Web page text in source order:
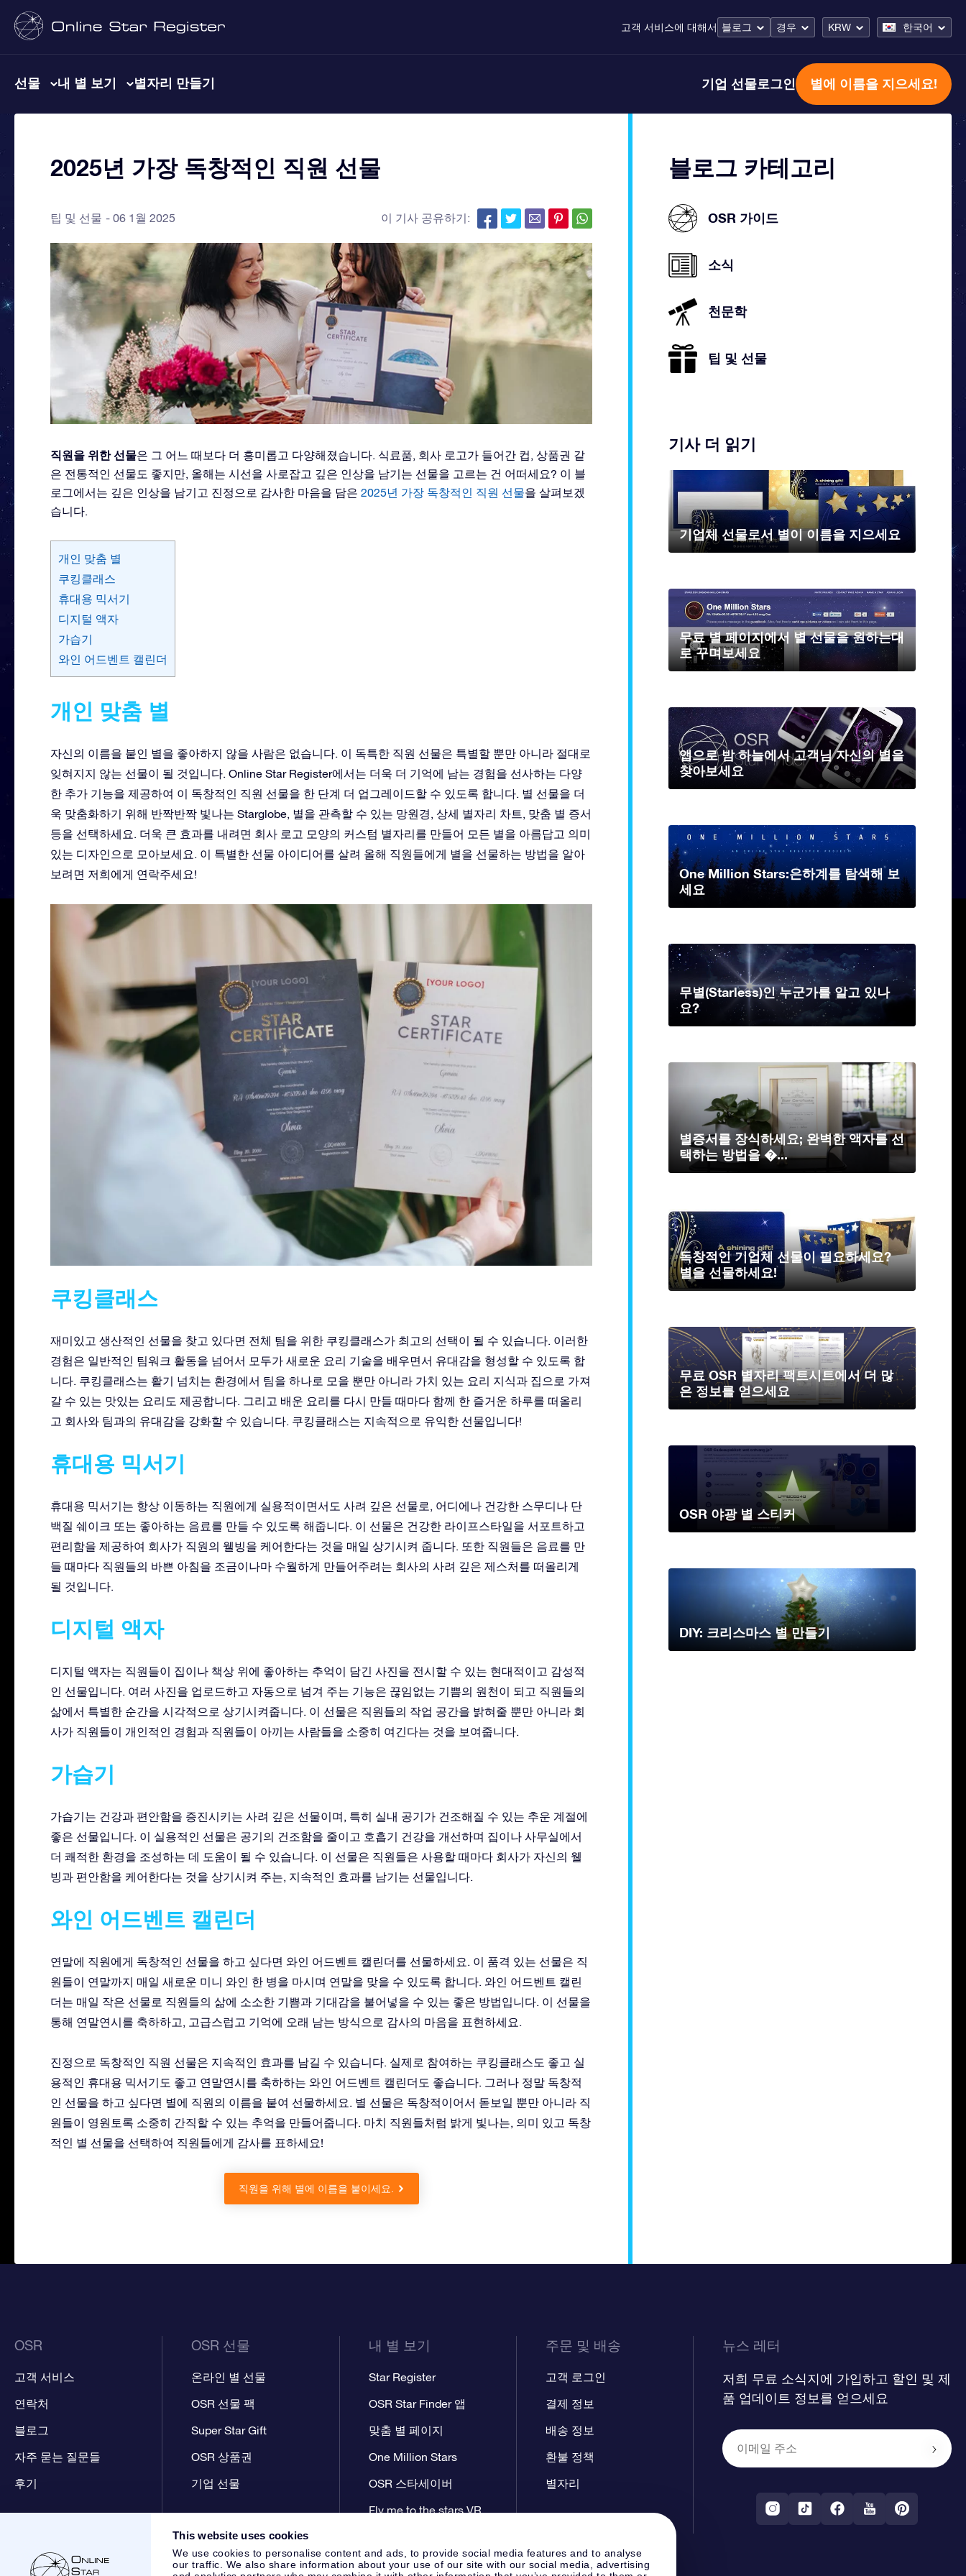
This website uses cookies
We use cookies to personalise content and ads, to provide social media features and to analyse
our traffic. We also share information about your use of our site with our social media, advertising
고객 서비스에 대해서 블로그 경우 KRW 한국어
선물 내 별 보기 별자리 만들기 기업 선물로그인 별에 이름을 지으세요!
2025년 가장 독창적인 직원 선물
팁 및 선물 06 1월 2025 이 기사 공유하기:
직원을 위한 선물은 그 어느 때보다 더 흥미롭고 다양해졌습니다. 식료품, 회사 로고가 들어간 컵, 상품권 같
은 전통적인 선물도 좋지만, 올해는 시선을 사로잡고 깊은 인상을 남기는 선물을 고르는 건 어떠세요? 이 블
로그에서는 깊은 인상을 남기고 진정으로 감사한 마음을 담은 2025년 가장 독창적인 직원 선물을 살펴보겠
습니다.
개인 맞춤 별
쿠킹클래스
휴대용 믹서기
디지털 액자
가습기
와인 어드벤트 캘린더
개인 맞춤 별
자신의 이름을 붙인 별을 좋아하지 않을 사람은 없습니다. 이 독특한 직원 선물은 특별할 뿐만 아니라 절대로
잊혀지지 않는 선물이 될 것입니다. Online Star Register에서는 더욱 더 기억에 남는 경험을 선사하는 다양
한 추가 기능을 제공하여 이 독창적인 직원 선물을 한 단계 더 업그레이드할 수 있도록 합니다. 별 선물을 더
욱 맞춤화하기 위해 반짝반짝 빛나는 Starglobe, 별을 관측할 수 있는 망원경, 상세 별자리 차트, 맞춤 별 증서
등을 선택하세요. 더욱 큰 효과를 내려면 회사 로고 모양의 커스텀 별자리를 만들어 모든 별을 아름답고 의미
있는 디자인으로 모아보세요. 이 특별한 선물 아이디어를 살려 올해 직원들에게 별을 선물하는 방법을 알아
보려면 저희에게 연락주세요!
쿠킹클래스
재미있고 생산적인 선물을 찾고 있다면 전체 팀을 위한 쿠킹클래스가 최고의 선택이 될 수 있습니다. 이러한
경험은 일반적인 팀워크 활동을 넘어서 모두가 새로운 요리 기술을 배우면서 유대감을 형성할 수 있도록 합
니다. 쿠킹클래스는 활기 넘치는 환경에서 팀을 하나로 모을 뿐만 아니라 가치 있는 요리 지식과 집으로 가져
갈 수 있는 맛있는 요리도 제공합니다. 그리고 배운 요리를 다시 만들 때마다 함께 한 즐거운 하루를 떠올리
고 회사와 팀과의 유대감을 강화할 수 있습니다. 쿠킹클래스는 지속적으로 유익한 선물입니다!
휴대용 믹서기
휴대용 믹서기는 항상 이동하는 직원에게 실용적이면서도 사려 깊은 선물로, 어디에나 건강한 스무디나 단
백질 쉐이크 또는 좋아하는 음료를 만들 수 있도록 해줍니다. 이 선물은 건강한 라이프스타일을 서포트하고
편리함을 제공하여 회사가 직원의 웰빙을 케어한다는 것을 매일 상기시켜 줍니다. 또한 직원들은 음료를 만
들 때마다 직원들의 바쁜 아침을 조금이나마 수월하게 만들어주려는 회사의 사려 깊은 제스처를 떠올리게
될 것입니다.
디지털 액자
디지털 액자는 직원들이 집이나 책상 위에 좋아하는 추억이 담긴 사진을 전시할 수 있는 현대적이고 감성적
인 선물입니다. 여러 사진을 업로드하고 자동으로 넘겨 주는 기능은 끊임없는 기쁨의 원천이 되고 직원들의
삶에서 특별한 순간을 시각적으로 상기시켜줍니다. 이 선물은 직원들의 작업 공간을 밝혀줄 뿐만 아니라 회
사가 직원들이 개인적인 경험과 직원들이 아끼는 사람들을 소중히 여긴다는 것을 보여줍니다.
가습기
가습기는 건강과 편안함을 증진시키는 사려 깊은 선물이며, 특히 실내 공기가 건조해질 수 있는 추운 계절에
좋은 선물입니다. 이 실용적인 선물은 공기의 건조함을 줄이고 호흡기 건강을 개선하며 집이나 사무실에서
더 쾌적한 환경을 조성하는 데 도움이 될 수 있습니다. 이 선물은 직원들은 사용할 때마다 회사가 자신의 웰
빙과 편안함을 케어한다는 것을 상기시켜 주는, 지속적인 효과를 남기는 선물입니다.
와인 어드벤트 캘린더
연말에 직원에게 독창적인 선물을 하고 싶다면 와인 어드벤트 캘린더를 선물하세요. 이 품격 있는 선물은 직
원들이 연말까지 매일 새로운 미니 와인 한 병을 마시며 연말을 맞을 수 있도록 합니다. 와인 어드벤트 캘린
더는 매일 작은 선물로 직원들의 삶에 소소한 기쁨과 기대감을 불어넣을 수 있는 좋은 방법입니다. 이 선물을
통해 연말연시를 축하하고, 고급스럽고 기억에 오래 남는 방식으로 감사의 마음을 표현하세요.
진정으로 독창적인 직원 선물은 지속적인 효과를 남길 수 있습니다. 실제로 참여하는 쿠킹클래스도 좋고 실
용적인 휴대용 믹서기도 좋고 연말연시를 축하하는 와인 어드벤트 캘린더도 좋습니다. 그러나 정말 독창적
인 선물을 하고 싶다면 별에 직원의 이름을 붙여 선물하세요. 별 선물은 독창적이어서 돋보일 뿐만 아니라 직
원들이 영원토록 소중히 간직할 수 있는 추억을 만들어줍니다. 마치 직원들처럼 밝게 빛나는, 의미 있고 독창
적인 별 선물을 선택하여 직원들에게 감사를 표하세요!
직원을 위해 별에 이름을 붙이세요.
블로그 카테고리
OSR 가이드
소식
천문학
팁 및 선물
기사 더 읽기
기업체 선물로서 별이 이름을 지으세요
무료 별 페이지에서 별 선물을 원하는대
로 꾸며보세요
앱으로 밤 하늘에서 고객님 자신의 별을
찾아보세요
One Million Stars:은하계를 탐색해 보
세요
무별(Starless)인 누군가를 알고 있나
요?
별증서를 장식하세요; 완벽한 액자를 선
택하는 방법을 �...
독창적인 기업체 선물이 필요하세요?
별을 선물하세요!
무료 OSR 별자리 팩트시트에서 더 많
은 정보를 얻으세요
OSR 야광 별 스티커
DIY: 크리스마스 별 만들기
OSR
고객 서비스
연락처
블로그
자주 묻는 질문들
후기
OSR 선물
온라인 별 선물
OSR 선물 팩
Super Star Gift
OSR 상품권
기업 선물
내 별 보기
Star Register
OSR Star Finder 앱
맞춤 별 페이지
One Million Stars
OSR 스타세이버
Fly me to the stars VR
주문 및 배송
고객 로그인
결제 정보
배송 정보
환불 정책
별자리
뉴스 레터
저희 무료 소식지에 가입하고 할인 및 제
품 업데이트 정보를 얻으세요